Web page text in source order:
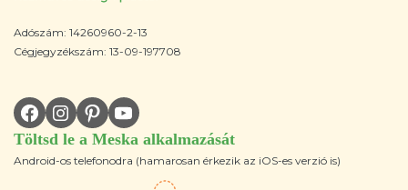
Adószám: 14260960-2-13
Cégjegyzékszám: 13-09-197708
Töltsd le a Meska alkalmazását
Android-os telefonodra (hamarosan érkezik az iOS-es verzió is)